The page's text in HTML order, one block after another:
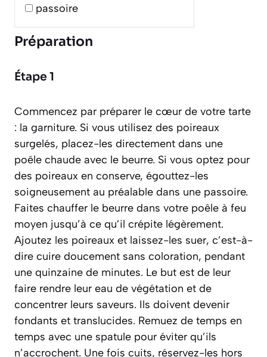
passoire
Préparation
Étape 1
Commencez par préparer le cœur de votre tarte
: la garniture. Si vous utilisez des poireaux
surgelés, placez-les directement dans une
poêle chaude avec le beurre. Si vous optez pour
des poireaux en conserve, égouttez-les
soigneusement au préalable dans une passoire.
Faites chauffer le beurre dans votre poêle à feu
moyen jusqu’à ce qu’il crépite légèrement.
Ajoutez les poireaux et laissez-les suer, c’est-à-
dire cuire doucement sans coloration, pendant
une quinzaine de minutes. Le but est de leur
faire rendre leur eau de végétation et de
concentrer leurs saveurs. Ils doivent devenir
fondants et translucides. Remuez de temps en
temps avec une spatule pour éviter qu’ils
n’accrochent. Une fois cuits, réservez-les hors